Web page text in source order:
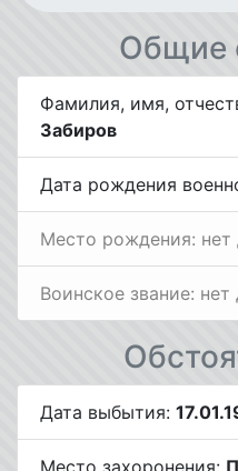
Общие
Фамилия, имя,
Забиров
Дата рождения
Место рождения: нет
Воинское звание: нет
Дата выбытия:
Место захоронения: